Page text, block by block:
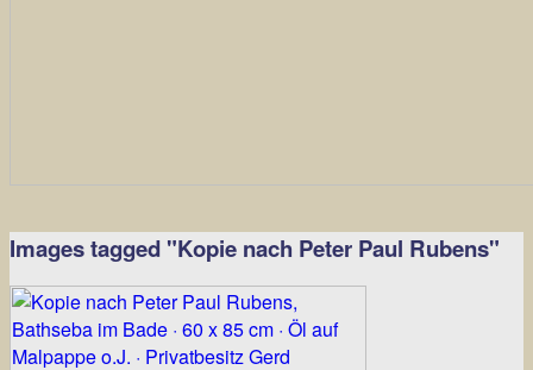
Images tagged "Kopie nach Peter Paul Rubens"